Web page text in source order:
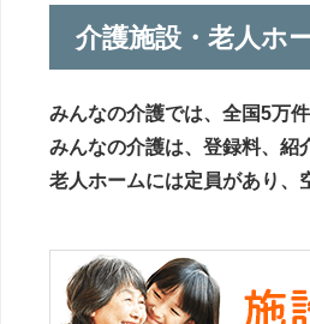
介護施設・老人ホ
みんなの介護では、全国5万
みんなの介護は、登録料、紹
老人ホームには定員があり、